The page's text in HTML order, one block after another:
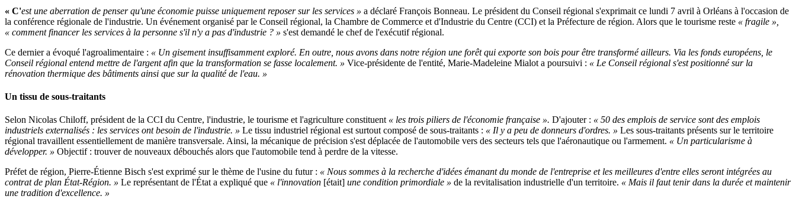
« C'est une aberration de penser qu'une économie puisse uniquement reposer sur les services » a déclaré François Bonneau. Le président du Conseil régional s'exprimait ce lundi 7 avril à Orléans à l'occasion de
la conférence régionale de l'industrie. Un événement organisé par le Conseil régional, la Chambre de Commerce et d'Industrie du Centre (CCI) et la Préfecture de région. Alors que le tourisme reste « fragile »,
« comment financer les services à la personne s'il n'y a pas d'industrie ? » s'est demandé le chef de l'exécutif régional.
Ce dernier a évoqué l'agroalimentaire : « Un gisement insuffisamment exploré. En outre, nous avons dans notre région une forêt qui exporte son bois pour être transformé ailleurs. Via les fonds européens, le
Conseil régional entend mettre de l'argent afin que la transformation se fasse localement. » Vice-présidente de l'entité, Marie-Madeleine Mialot a poursuivi : « Le Conseil régional s'est positionné sur la
rénovation thermique des bâtiments ainsi que sur la qualité de l'eau. »
Un tissu de sous-traitants
Selon Nicolas Chiloff, président de la CCI du Centre, l'industrie, le tourisme et l'agriculture constituent « les trois piliers de l'économie française ». D'ajouter : « 50 des emplois de service sont des emplois
industriels externalisés : les services ont besoin de l'industrie. » Le tissu industriel régional est surtout composé de sous-traitants : « Il y a peu de donneurs d'ordres. » Les sous-traitants présents sur le territoire
régional travaillent essentiellement de manière transversale. Ainsi, la mécanique de précision s'est déplacée de l'automobile vers des secteurs tels que l'aéronautique ou l'armement. « Un particularisme à
développer. » Objectif : trouver de nouveaux débouchés alors que l'automobile tend à perdre de la vitesse.
Préfet de région, Pierre-Étienne Bisch s'est exprimé sur le thème de l'usine du futur : « Nous sommes à la recherche d'idées émanant du monde de l'entreprise et les meilleures d'entre elles seront intégrées au
contrat de plan État-Région. » Le représentant de l'État a expliqué que « l'innovation [était] une condition primordiale » de la revitalisation industrielle d'un territoire. « Mais il faut tenir dans la durée et maintenir
une tradition d'excellence. »